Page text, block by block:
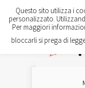
Questo sito utilizza i
personalizzato.
Per maggiori
bloccarli si prega di